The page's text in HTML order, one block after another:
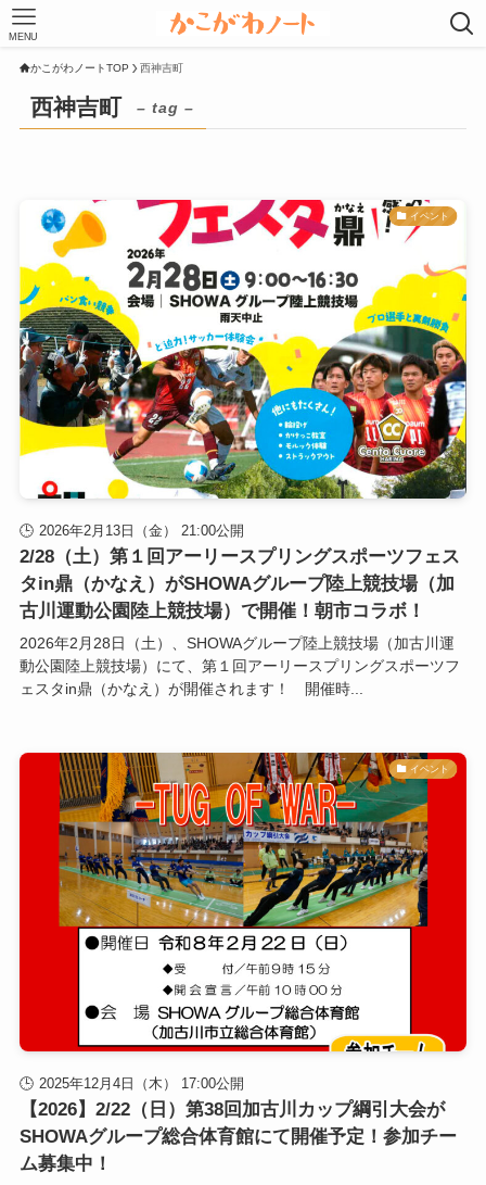
MENU
かこがわノートTOP 西神吉町
西神吉町 – tag –
イベント
2026年2月13日（金） 21:00公開
2/28（土）第１回アーリースプリングスポーツフェス
タin鼎（かなえ）がSHOWAグループ陸上競技場（加
古川運動公園陸上競技場）で開催！朝市コラボ！
2026年2月28日（土）、SHOWAグループ陸上競技場（加古川運
動公園陸上競技場）にて、第１回アーリースプリングスポーツフ
ェスタin鼎（かなえ）が開催されます！ 開催時...
イベント
2025年12月4日（木） 17:00公開
【2026】2/22（日）第38回加古川カップ綱引大会が
SHOWAグループ総合体育館にて開催予定！参加チー
ム募集中！